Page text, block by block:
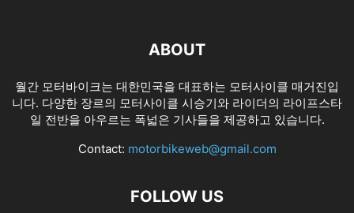
ABOUT
월간 모터바이크는 대한민국을 대표하는 모터사이클 매거진입
니다. 다양한 장르의 모터사이클 시승기와 라이더의 라이프스타
일 전반을 아우르는 폭넓은 기사들을 제공하고 있습니다.
Contact: motorbikeweb@gmail.com
FOLLOW US